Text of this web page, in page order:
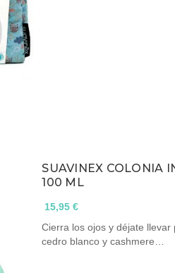
SUAVINEX COLONIA
100 ML
15,95 €
Cierra los ojos y déjate
cedro blanco y cashmere…